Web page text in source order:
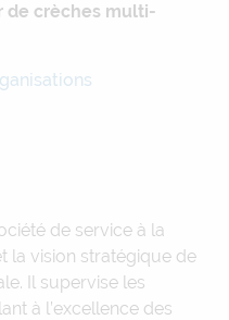
de crèches multi-
de service à la
la vision stratégique de
Il supervise les
à l’excellence des